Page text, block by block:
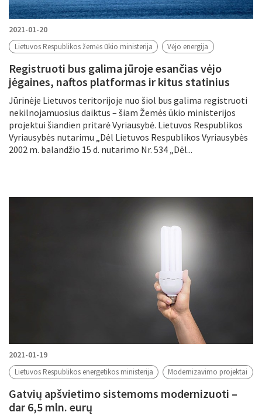
2021-01-20
Lietuvos Respublikos žemės ūkio ministerija Vėjo energija
Registruoti bus galima jūroje esančias vėjo
jėgaines, naftos platformas ir kitus statinius
Jūrinėje Lietuvos teritorijoje nuo šiol bus galima registruoti
nekilnojamuosius daiktus – šiam Žemės ūkio ministerijos
projektui šiandien pritarė Vyriausybė. Lietuvos Respublikos
Vyriausybės nutarimu „Dėl Lietuvos Respublikos Vyriausybės
2002 m. balandžio 15 d. nutarimo Nr. 534 „Dėl...
2021-01-19
Lietuvos Respublikos energetikos ministerija Modernizavimo projektai
Gatvių apšvietimo sistemoms modernizuoti –
dar 6,5 mln. eurų